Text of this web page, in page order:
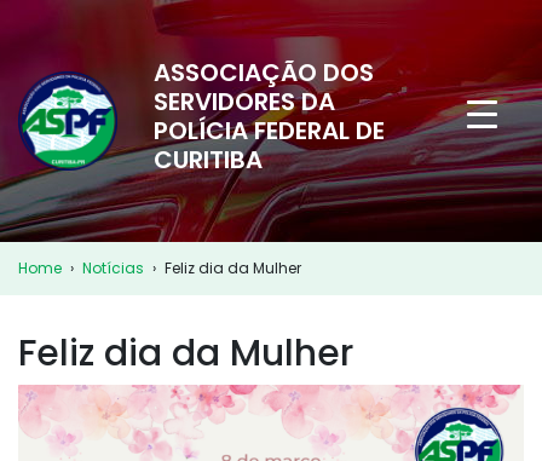
ASSOCIAÇÃO DOS
SERVIDORES DA
POLÍCIA FEDERAL DE
CURITIBA
Home › Notícias › Feliz dia da Mulher
Feliz dia da Mulher